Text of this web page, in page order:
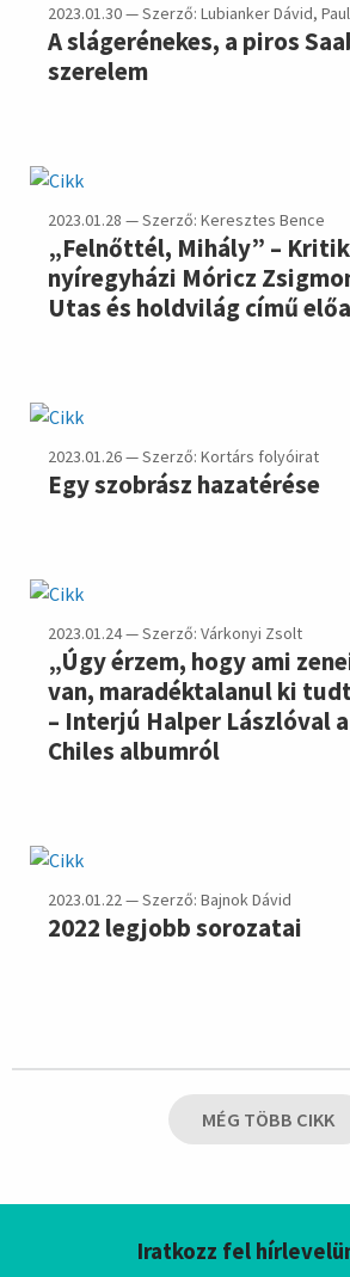
2023.01.30 — Szerző: Lubianker Dávid,
A slágerénekes, a piros
szerelem
2023.01.28 — Szerző: Keresztes Bence
„Felnőttél, Mihály” –
nyíregyházi Móricz
Utas és holdvilág című
2023.01.26 — Szerző: Kortárs folyóirat
Egy szobrász hazatérése
2023.01.24 — Szerző: Várkonyi Zsolt
„Úgy érzem, hogy ami
van, maradéktalanul ki
– Interjú Halper Lászlóval
Chiles albumról
2023.01.22 — Szerző: Bajnok Dávid
2022 legjobb sorozatai
MÉG TÖBB CIKK
Iratkozz fel